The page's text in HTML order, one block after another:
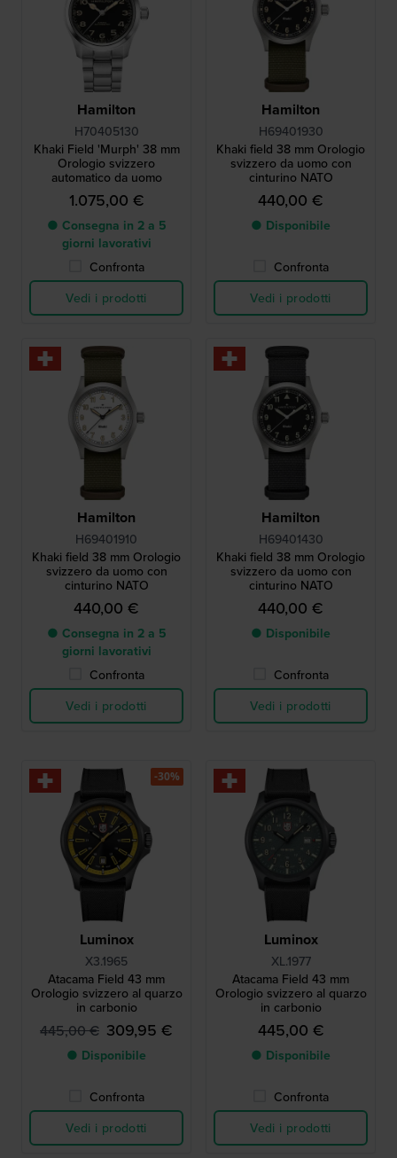
Hamilton
H70405130
Khaki Field 'Murph' 38 mm
Orologio svizzero
automatico da uomo
1.075,00 €
● Consegna in 2 a 5
giorni lavorativi
Confronta
Vedi i prodotti
Hamilton
H69401930
Khaki field 38 mm Orologio
svizzero da uomo con
cinturino NATO
440,00 €
● Disponibile
Confronta
Vedi i prodotti
Hamilton
H69401910
Khaki field 38 mm Orologio
svizzero da uomo con
cinturino NATO
440,00 €
● Consegna in 2 a 5
giorni lavorativi
Confronta
Vedi i prodotti
Hamilton
H69401430
Khaki field 38 mm Orologio
svizzero da uomo con
cinturino NATO
440,00 €
● Disponibile
Confronta
Vedi i prodotti
Luminox
X3.1965
Atacama Field 43 mm
Orologio svizzero al quarzo
in carbonio
445,00 € 309,95 €
● Disponibile
Confronta
Vedi i prodotti
-30%
Luminox
XL.1977
Atacama Field 43 mm
Orologio svizzero al quarzo
in carbonio
445,00 €
● Disponibile
Confronta
Vedi i prodotti